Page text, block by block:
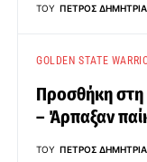
ΤΟΥ ΠΈΤΡΟΣ
GOLDEN STATE
Προσθήκη στη
– Άρπαξαν
ΤΟΥ ΠΈΤΡΟΣ